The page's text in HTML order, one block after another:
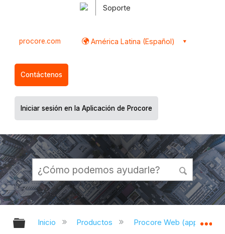
Soporte
procore.com América Latina (Español)
Contáctenos
Iniciar sesión en la Aplicación de Procore
Expandir/contraer jerarquía global
Inicio Productos Procore Web